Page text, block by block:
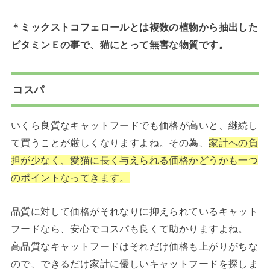
＊ミックストコフェロールとは複数の植物から抽出した
ビタミンＥの事で、猫にとって無害な物質です。
コスパ
いくら良質なキャットフードでも価格が高いと、継続し
て買うことが厳しくなりますよね。その為、家計への負
担が少なく、愛猫に長く与えられる価格かどうかも一つ
のポイントなってきます。
品質に対して価格がそれなりに抑えられているキャット
フードなら、安心でコスパも良くて助かりますよね。
高品質なキャットフードはそれだけ価格も上がりがちな
ので、できるだけ家計に優しいキャットフードを探しま